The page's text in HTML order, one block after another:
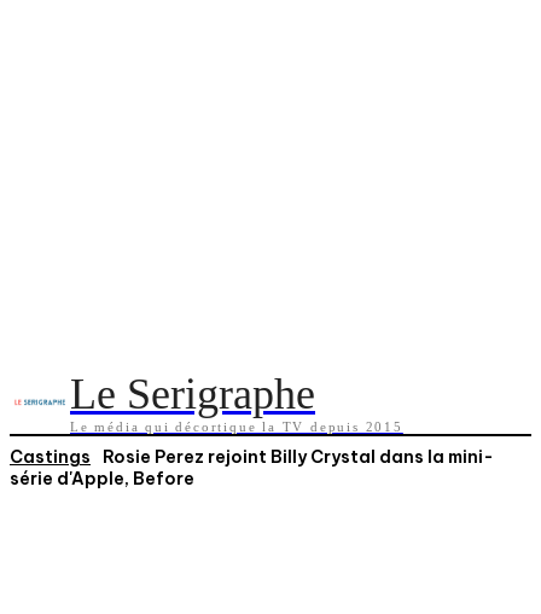
Le Serigraphe
Le média qui décortique la TV depuis 2015
Castings
Rosie Perez rejoint Billy Crystal dans la mini-
série d'Apple, Before